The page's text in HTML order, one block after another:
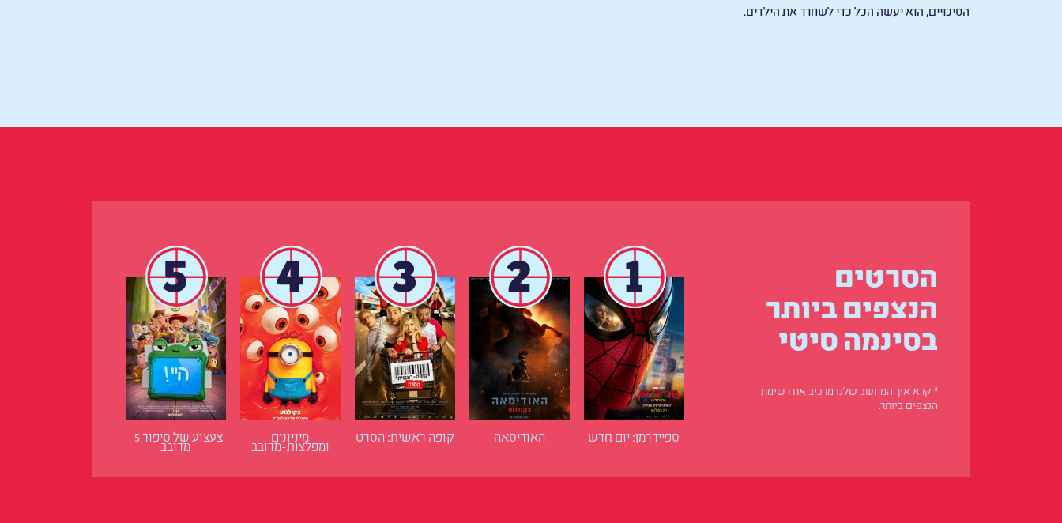
הסיכויים, הוא יעשה הכל כדי לשחרר את הילדים.
הסרטים
הנצפים ביותר
בסינמה סיטי
* קרא איך המחשב שלנו מרכיב את רשימת
הנצפים ביותר.
1
ספיידרמן: יום חדש
2
האודיסאה
3
קופה ראשית: הסרט
4
מיניונים
ומפלצות-מדובב
5
צעצוע של סיפור 5-
מדובב